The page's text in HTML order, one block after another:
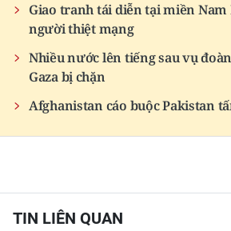
Trung du và miền núi phía Bắc
Đồng bằng sông Hồng
Bắc Trung Bộ
Duyên hải Nam Trung Bộ và Tây
Nguyên
Đồng bằng sông Cửu Long
Giao tranh tái diễn tại miền
người thiệt mạng
Nhiều nước lên tiếng sau vụ
Gaza bị chặn
Afghanistan cáo buộc Pakistan
TIN LIÊN QUAN